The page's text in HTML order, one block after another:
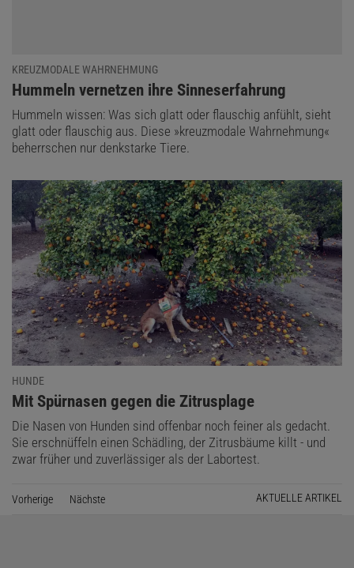
KREUZMODALE WAHRNEHMUNG
:
Hummeln vernetzen ihre Sinneserfahrung
Hummeln wissen: Was sich glatt oder flauschig anfühlt, sieht
glatt oder flauschig aus. Diese »kreuzmodale Wahrnehmung«
beherrschen nur denkstarke Tiere.
HUNDE
:Mit Spürnasen gegen die Zitrusplage
Die Nasen von Hunden sind offenbar noch feiner als gedacht.
Sie erschnüffeln einen Schädling, der Zitrusbäume killt - und
zwar früher und zuverlässiger als der Labortest.
Vorherige SeiteNächste AKTUELLE ARTIKEL